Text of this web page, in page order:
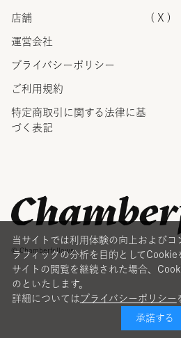
店舗
運営会社
プライバシーポリシー
ご利用規約
特定商取引に関する法律に 基
づく表記
( X )
© Chamberfellows
当サイトでは利用体験の向上およびコ
ラフィックの分析を目的としてCookie
サイトの閲覧を継続された場合、
のといたします。
詳細については プライバシーポリシー
承諾する